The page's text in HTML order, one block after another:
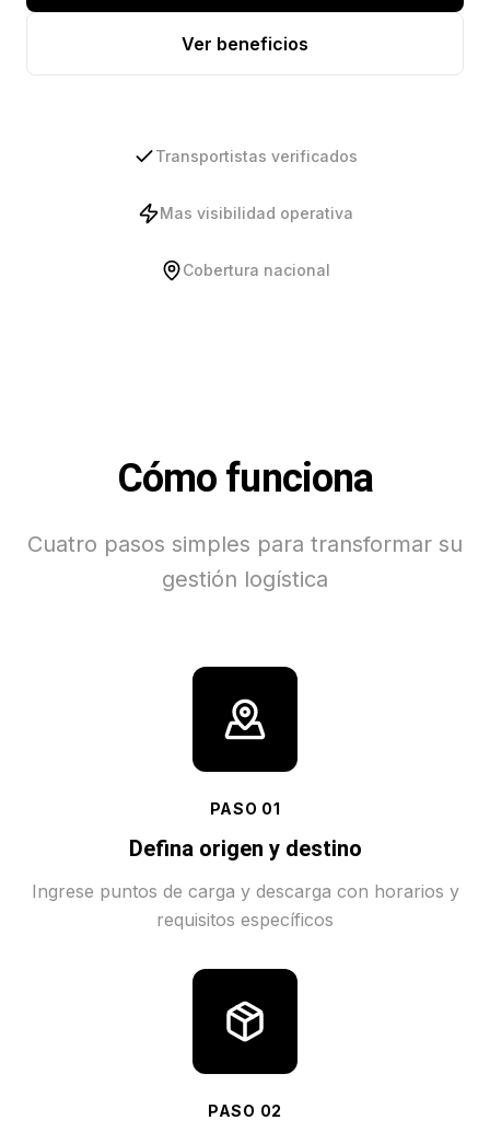
Ver beneficios
Transportistas verificados
Mas visibilidad operativa
Cobertura nacional
Cómo funciona
Cuatro pasos simples para transformar su
gestión logística
PASO 01
Defina origen y destino
Ingrese puntos de carga y descarga con horarios y
requisitos específicos
PASO 02